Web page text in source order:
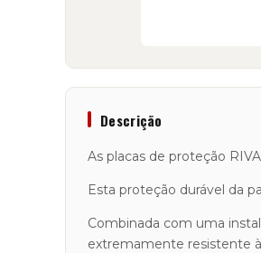
Descrição
As placas de proteção
Esta proteção durável da
Combinada com uma
extremamente resistente